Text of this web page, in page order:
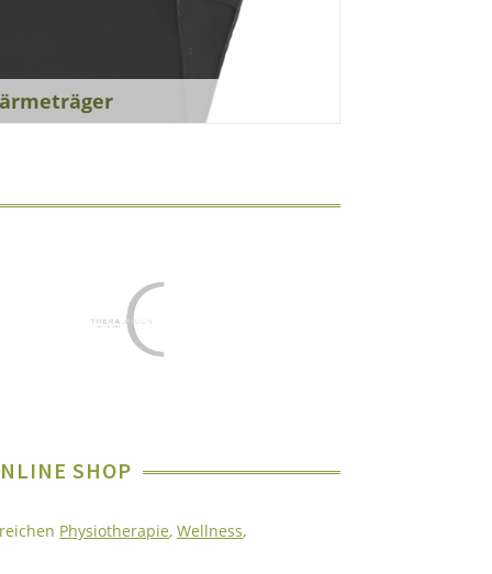
SHOP
Physiotherapie,Wellness,